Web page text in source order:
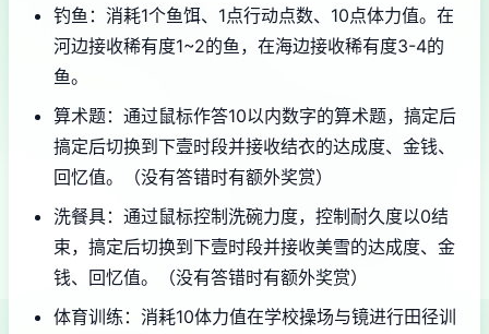
钓鱼：消耗1个鱼饵、1点行动点数、10点体力值。在
河边接收稀有度1~2的鱼，在海边接收稀有度3-4的
鱼。
算术题：通过鼠标作答10以内数字的算术题，搞定后
搞定后切换到下壹时段并接收结衣的达成度、金钱、
回忆值。（没有答错时有额外奖赏）
洗餐具：通过鼠标控制洗碗力度，控制耐久度以0结
束，搞定后切换到下壹时段并接收美雪的达成度、金
钱、回忆值。（没有答错时有额外奖赏）
体育训练：消耗10体力值在学校操场与镜进行田径训